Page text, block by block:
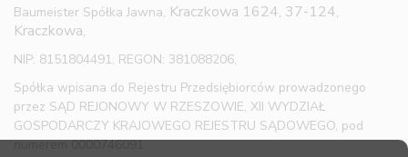
Baumeister Spółka Jawna, Kraczkowa 1624, 37-124,
Kraczkowa,
NIP: 8151804491, REGON: 381088206,
Spółka wpisana do Rejestru Przedsiębiorców prowadzonego
przez SĄD REJONOWY W RZESZOWIE, XII WYDZIAŁ
GOSPODARCZY KRAJOWEGO REJESTRU SĄDOWEGO, pod
numerem 0000746091